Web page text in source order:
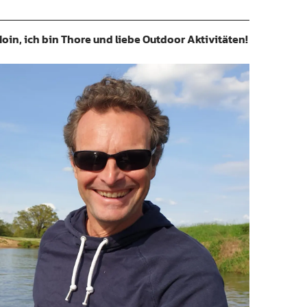
ich bin Thore und liebe Outdoor Aktivitäten!